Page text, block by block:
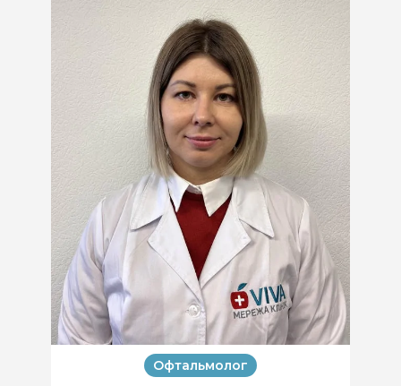
Офтальмолог